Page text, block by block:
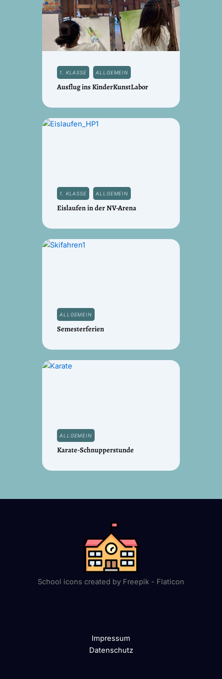
1. KLASSE ALLGEMEIN
Ausflug ins KinderKunstLabor
1. KLASSE ALLGEMEIN
Eislaufen in der NV-Arena
ALLGEMEIN
Semesterferien
ALLGEMEIN
Karate-Schnupperstunde
School icons created by Freepik - Flaticon
Impressum
Datenschutz